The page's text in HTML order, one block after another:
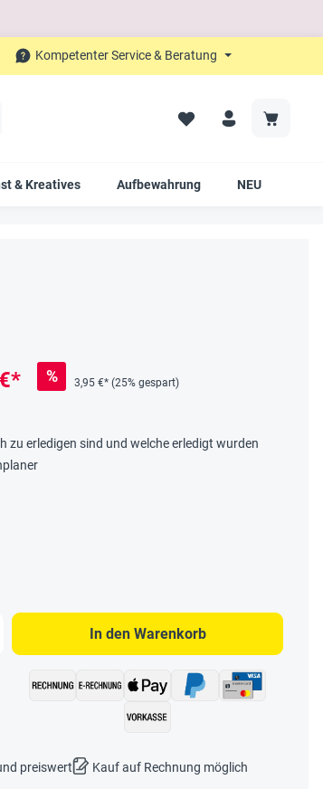
Kompetenter Service & Beratung
& Kreatives Aufbewahrung NEU
% 3,95 €* (25% gespart)
erledigen sind und welche erledigt wurden
Wert ein oder
In den Warenkorb
preiswert Kauf auf Rechnung möglich